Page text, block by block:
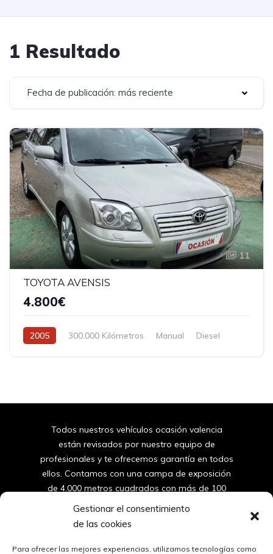
Gestionar el consentimiento
de las cookies
Para ofrecer las mejores experiencias, utilizamos tecnologías como
1 Resultado
Fecha de publicación: más reciente
11
TOYOTA AVENSIS
4.800€
2005 300.000 Kilómetros Manual
Diesel
Todos nuestros vehículos ocasión valencia
están revisados por nuestro equipo de
profesionales y te ofrecemos garantía en todos
ellos. Contamos con una campa de exposición
de 4.000 metros cuadrados con más de 100
furgonetas y coches de segunda mano de
96150 10 42